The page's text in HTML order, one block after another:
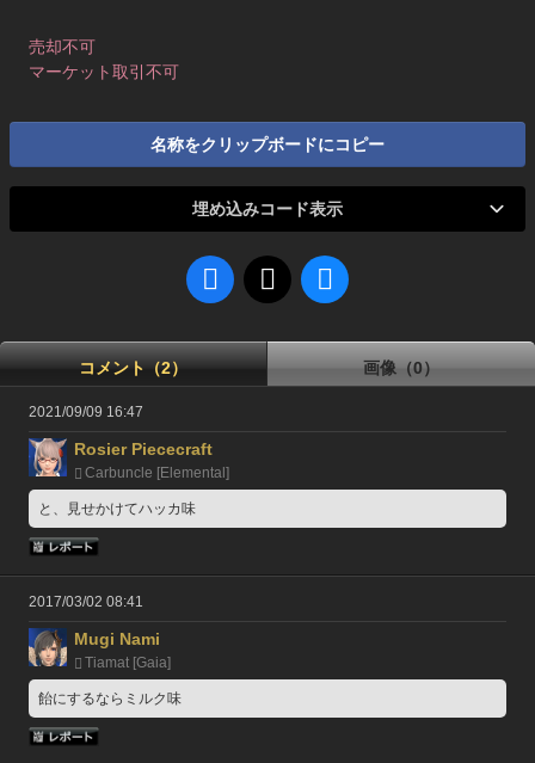
売却不可
マーケット取引不可
名称をクリップボードにコピー
埋め込みコード表示
コメント（2） 画像（0）
2021/09/09 16:47
Rosier Piececraft
Carbuncle [Elemental]
と、見せかけてハッカ味
2017/03/02 08:41
Mugi Nami
Tiamat [Gaia]
飴にするならミルク味